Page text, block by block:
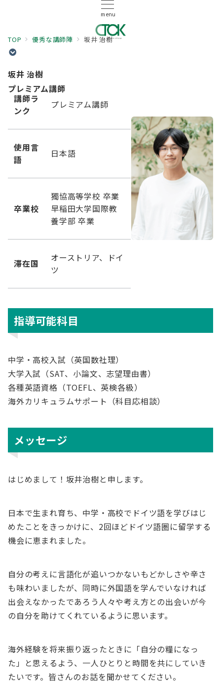
menu
TOP 優秀な講師陣 坂井 治樹
坂井 治樹
プレミアム講師
講師ラ
ンク
プレミアム講師
使用言
語
日本語
卒業校
獨協高等学校 卒業
早稲田大学国際教
養学部 卒業
滞在国
オーストリア、ドイ
ツ
指導可能科目
中学・高校入試（英国数社理）
大学入試（SAT、小論文、志望理由書）
各種英語資格（TOEFL、英検各級）
海外カリキュラムサポート（科目応相談）
メッセージ
はじめまして！坂井治樹と申します。
日本で生まれ育ち、中学・高校でドイツ語を学びはじ
めたことをきっかけに、2回ほどドイツ語圏に留学する
機会に恵まれました。
自分の考えに言語化が追いつかないもどかしさや辛さ
も味わいましたが、同時に外国語を学んでいなければ
出会えなかったであろう人々や考え方との出会いが今
の自分を助けてくれているように思います。
海外経験を将来振り返ったときに「自分の糧になっ
た」と思えるよう、一人ひとりと時間を共にしていき
たいです。皆さんのお話を聞かせてください。